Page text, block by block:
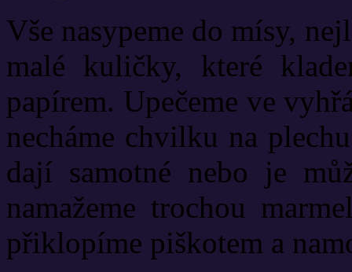
Vše nasypeme do mísy,
malé kuličky, které
papírem. Upečeme ve
necháme chvilku na
dají samotné nebo je
namažeme trochou
přiklopíme piškotem a